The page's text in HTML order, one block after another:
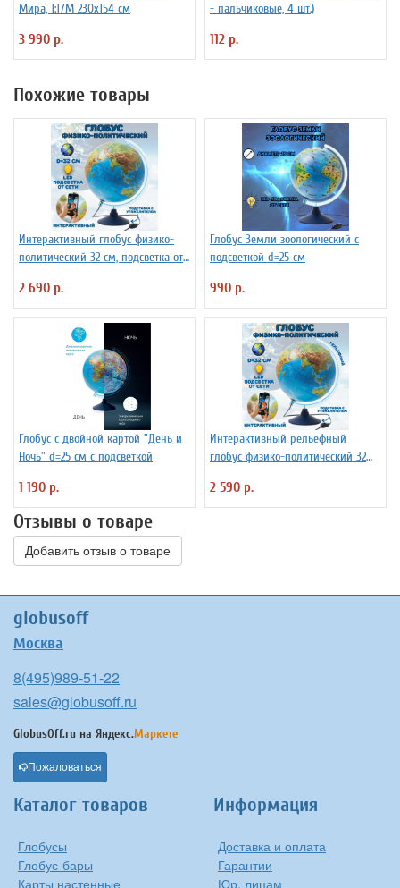
Мира, 1:17М 230х154 см
3 990 р.
- пальчиковые, 4 шт.)
112 р.
Похожие товары
Интерактивный глобус физико-
политический 32 см, подсветка от
2 690 р.
Глобус Земли зоологический с
подсветкой d=25 см
990 р.
Глобус с двойной картой "День и
Ночь" d=25 см с подсветкой
1 190 р.
Интерактивный рельефный
глобус физико-политический 32
утяжелителем
2 590 р.
Отзывы о товаре
Добавить отзыв о товаре
globusoff
Москва
8(495)989-51-22
sales@globusoff.ru
GlobusOff.ru на Яндекс.Маркете
Пожаловаться
Каталог товаров
Глобусы
Глобус-бары
Карты настенные
Информация
Доставка и оплата
Гарантии
Юр. лицам